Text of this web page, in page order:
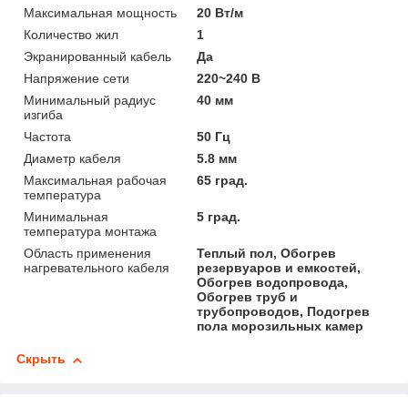
Максимальная мощность
20 Вт/м
Количество жил
1
Экранированный кабель
Да
Напряжение сети
220~240 В
Минимальный радиус
изгиба
40 мм
Частота
50 Гц
Диаметр кабеля
5.8 мм
Максимальная рабочая
температура
65 град.
Минимальная
температура монтажа
5 град.
Область применения
нагревательного кабеля
Теплый пол, Обогрев
резервуаров и емкостей,
Обогрев водопровода,
Обогрев труб и
трубопроводов, Подогрев
пола морозильных камер
Скрыть